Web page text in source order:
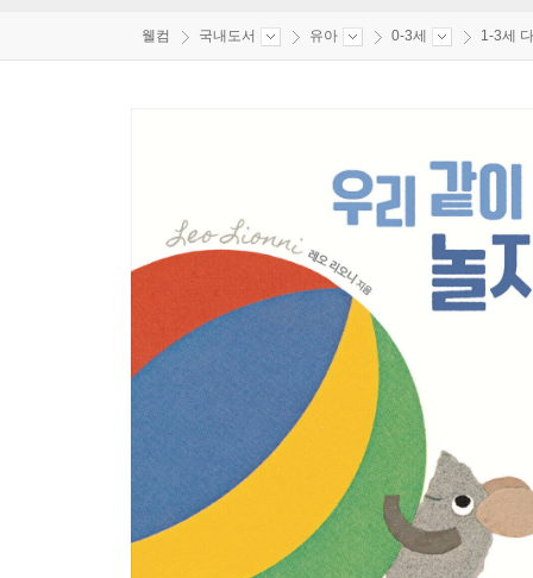
웰컴 국내도서 유아 0-3세 1-3세